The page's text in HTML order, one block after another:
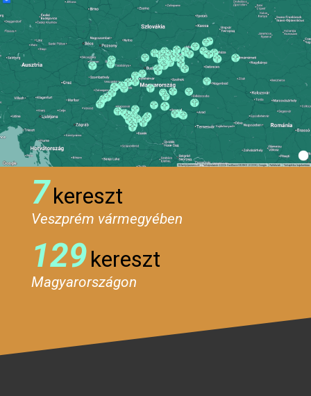
7kereszt
Veszprém vármegyében
129kereszt
Magyarországon